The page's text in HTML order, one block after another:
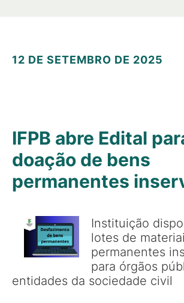
12 DE SETEMBRO DE 2025
IFPB abre Edital
doação de bens
permanentes
Instituição
lotes de
permanentes
para órgãos
entidades da sociedade civil